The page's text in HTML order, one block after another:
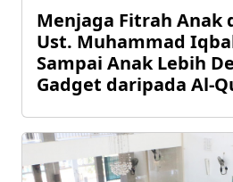
Menjaga Fitrah Anak
Ust. Muhammad
Sampai Anak Lebih
Gadget daripada Al-